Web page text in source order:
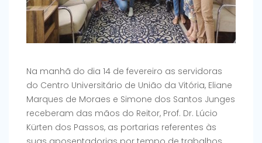
Na manhã do dia 14 de fevereiro as servidoras
do Centro Universitário de União da Vitória, Eliane
Marques de Moraes e Simone dos Santos Junges
receberam das mãos do Reitor, Prof. Dr. Lúcio
Kürten dos Passos, as portarias referentes às